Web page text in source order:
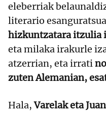
eleberriak
literario
hizkuntzatara itzulia
eta milaka irakurle
atzerrian, eta irrati
zuten Alemanian,
Hala,Varelak eta